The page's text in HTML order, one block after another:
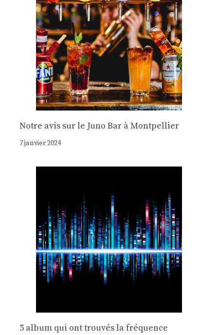
Notre avis sur le Juno Bar à Montpellier
7 janvier 2024
5 album qui ont trouvés la fréquence